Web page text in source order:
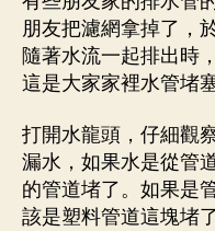
朋友把濾網拿掉了，
隨著水流一起排出時
這是大家家裡水管堵
打開水龍頭，仔細觀
漏水，如果水是從管
的管道堵了。如果是
該是塑料管道這塊堵